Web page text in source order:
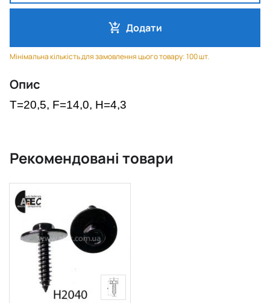
Додати
Мінімальна кількість для замовлення цього товару: 100 шт.
Опис
T=20,5, F=14,0, H=4,3
Рекомендовані товари